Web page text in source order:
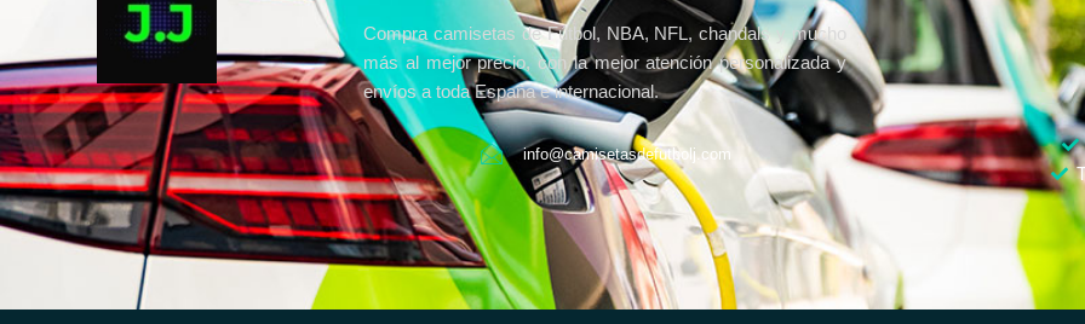
Compra camisetas de Fútbol, NBA, NFL, chandals y mucho
más al mejor precio, con la mejor atención personalizada y
envíos a toda España e internacional.
info@camisetasdefutbolj.com